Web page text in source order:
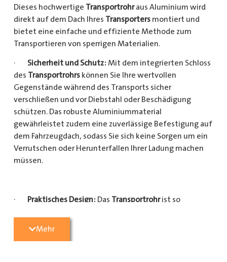
Dieses hochwertige Transportrohraus Aluminium wird
direkt auf dem Dach Ihres Transportersmontiert und
bietet eine einfache und effiziente Methode zum
Transportieren von sperrigen Materialien.
· Sicherheit und Schutz: Mit dem integrierten Schloss
des Transportrohrskönnen Sie Ihre wertvollen
Gegenstände während des Transports sicher
verschließen und vor Diebstahl oder Beschädigung
schützen. Das robuste Aluminiummaterial
gewährleistet zudem eine zuverlässige Befestigung auf
dem Fahrzeugdach, sodass Sie sich keine Sorgen um ein
Verrutschen oder Herunterfallen Ihrer Ladung machen
müssen.
· Praktisches Design: Das Transportrohrist so
Gegenständen sicher und einfach transportieren kann
Mehr